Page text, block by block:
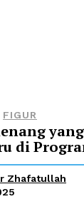
FIGUR
di
Zhafatullah